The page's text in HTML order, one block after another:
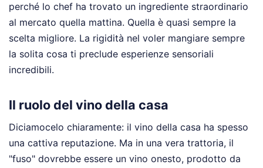
perché lo chef ha trovato un ingrediente straordinario
al mercato quella mattina. Quella è quasi sempre la
scelta migliore. La rigidità nel voler mangiare sempre
la solita cosa ti preclude esperienze sensoriali
incredibili.
Il ruolo del vino della casa
Diciamocelo chiaramente: il vino della casa ha spesso
una cattiva reputazione. Ma in una vera trattoria, il
"fuso" dovrebbe essere un vino onesto, prodotto da